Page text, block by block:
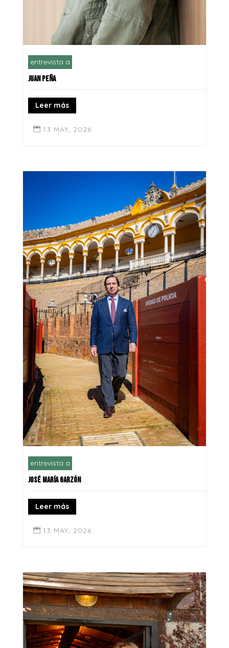
entrevista a
JUAN PEÑA
Leer más
 13 MAY, 2026
entrevista a
JOSÉ MARÍA GARZÓN
Leer más
 13 MAY, 2026